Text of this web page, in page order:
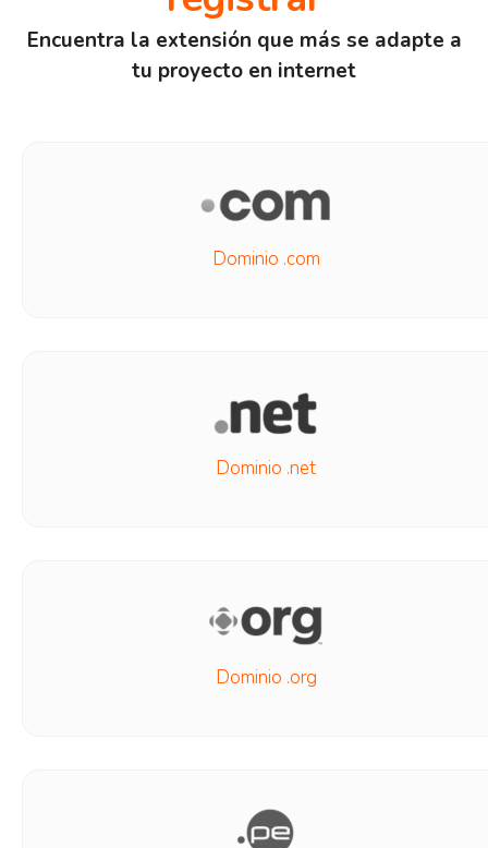
Encuentra la extensión que más se adapte a
tu proyecto en internet
Dominio .com
Dominio .net
Dominio .org